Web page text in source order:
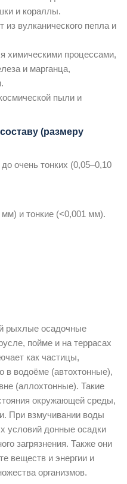
и кораллы.
вулканического пепла и
химическими процессами,
и марганца,
пыли и
(размеру
очень тонких (0,05–0,10
и тонкие (<0,001 мм).
рыхлые осадочные
пойме и на террасах
как частицы,
в водоёме (автохтонные),
(аллохтонные). Такие
окружающей среды,
При взмучивании воды
условий донные осадки
загрязнения. Также они
веществ и энергии и
организмов.